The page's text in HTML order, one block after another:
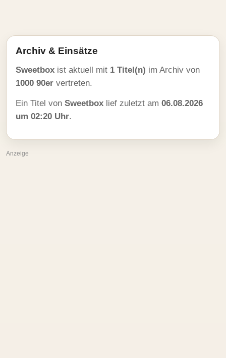
Archiv & Einsätze
Sweetbox ist aktuell mit 1 Titel(n) im Archiv von
1000 90er vertreten.
Ein Titel von Sweetbox lief zuletzt am 06.08.2026
um 02:20 Uhr.
Anzeige